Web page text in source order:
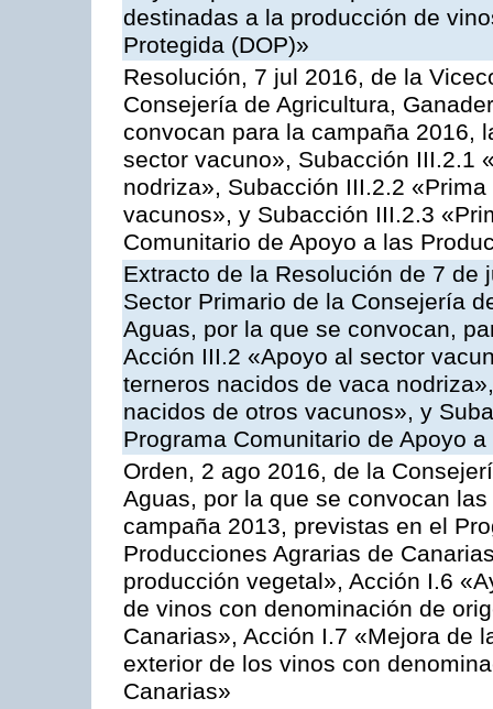
destinadas a la producción de
Protegida (DOP)»
Resolución, 7 jul 2016, de la
Consejería de Agricultura,
convocan para la campaña 2016,
sector vacuno», Subacción III.2.1
nodriza», Subacción III.2.2
vacunos», y Subacción III.2.3
Comunitario de Apoyo a las
Extracto de la Resolución de 7
Sector Primario de la Consejería
Aguas, por la que se convocan,
Acción III.2 «Apoyo al sector
terneros nacidos de vaca
nacidos de otros vacunos», y
Programa Comunitario de Apoyo
Orden, 2 ago 2016, de la
Aguas, por la que se convocan
campaña 2013, previstas en el
Producciones Agrarias de
producción vegetal», Acción I.6
de vinos con denominación de
Canarias», Acción I.7 «Mejora de
exterior de los vinos con
Canarias»